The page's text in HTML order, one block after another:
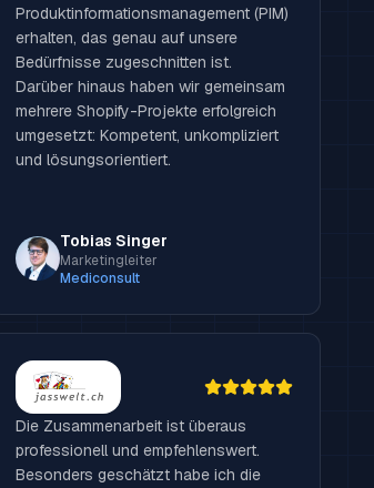
Produktinformationsmanagement (PIM)
erhalten, das genau auf unsere
Bedürfnisse zugeschnitten ist.
Darüber hinaus haben wir gemeinsam
mehrere Shopify-Projekte erfolgreich
umgesetzt: Kompetent, unkompliziert
und lösungsorientiert.
Tobias Singer
Marketingleiter
Mediconsult
Die Zusammenarbeit ist überaus
professionell und empfehlenswert.
Besonders geschätzt habe ich die